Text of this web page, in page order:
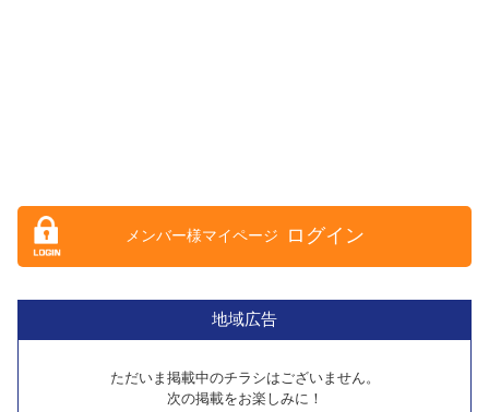
ログイン
地域広告
ただいま掲載中のチラシはございません。
次の掲載をお楽しみに！